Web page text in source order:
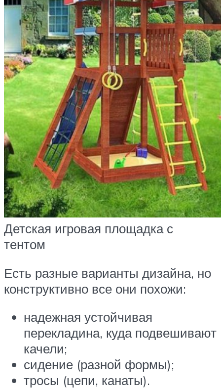
Детская игровая площадка с
тентом
Есть разные варианты дизайна, но
конструктивно все они похожи:
надежная устойчивая
перекладина, куда подвешивают
качели;
сидение (разной формы);
тросы (цепи, канаты).